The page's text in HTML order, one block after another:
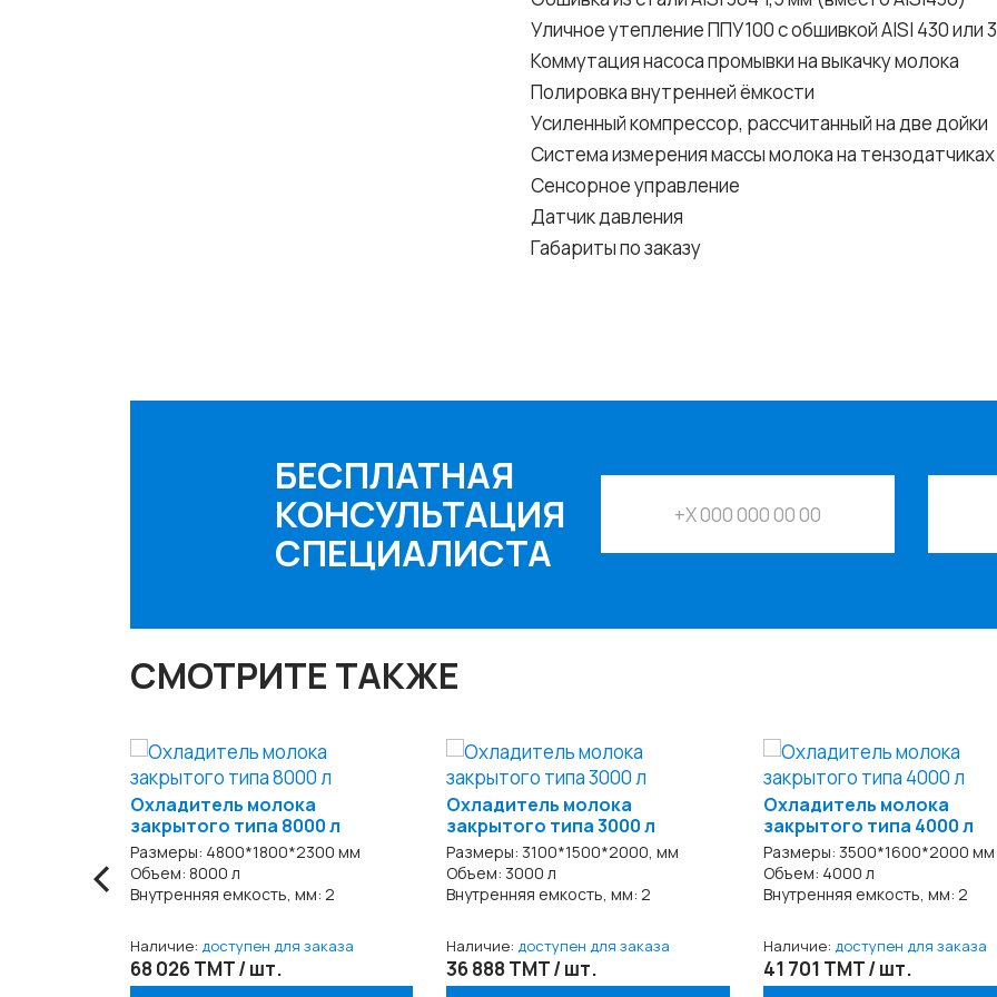
Уличное утепление ППУ100 с обшивкой AISI 430 или
Коммутация насоса промывки на выкачку молока
Полировка внутренней ёмкости
Усиленный компрессор, рассчитанный на две дойки
Система измерения массы молока на тензодатчиках
Сенсорное управление
Датчик давления
Габариты по заказу
БЕСПЛАТНАЯ
КОНСУЛЬТАЦИЯ
СПЕЦИАЛИСТА
СМОТРИТЕ ТАКЖЕ
Охладитель молока
закрытого типа 8000 л
Размеры: 4800*1800*2300 мм
Объем: 8000 л
Внутренняя емкость, мм: 2
Наличие: доступен для заказа
68 026 TMT / шт.
Охладитель молока
закрытого типа 3000 л
Размеры: 3100*1500*2000, мм
Объем: 3000 л
Внутренняя емкость, мм: 2
Наличие: доступен для заказа
36 888 TMT / шт.
Охладитель молока
закрытого типа 4000 л
Размеры: 3500*1600*2000 мм
Объем: 4000 л
Внутренняя емкость, мм: 2
Наличие: доступен для заказа
41 701 TMT / шт.
‹